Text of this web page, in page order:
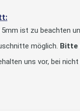
ist zu beachten
möglich. Bitte
uns vor, bei